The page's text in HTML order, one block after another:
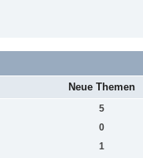
Neue Themen
5
0
1